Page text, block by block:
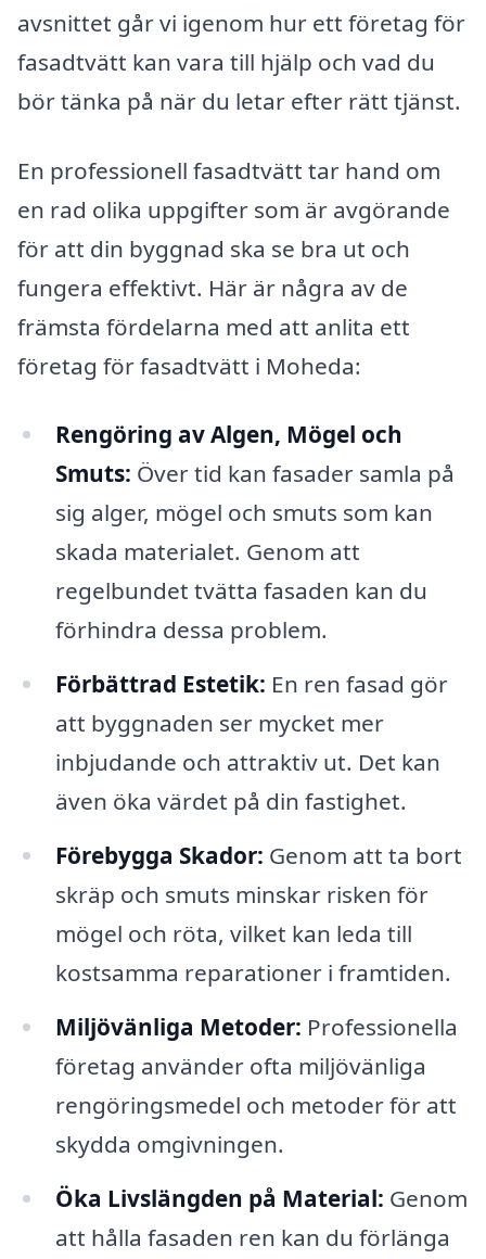
avsnittet går vi igenom hur ett företag för
fasadtvätt kan vara till hjälp och vad du
bör tänka på när du letar efter rätt tjänst.
En professionell fasadtvätt tar hand om
en rad olika uppgifter som är avgörande
för att din byggnad ska se bra ut och
fungera effektivt. Här är några av de
främsta fördelarna med att anlita ett
företag för fasadtvätt i Moheda:
Rengöring av Algen, Mögel och
Smuts: Över tid kan fasader samla på
sig alger, mögel och smuts som kan
skada materialet. Genom att
regelbundet tvätta fasaden kan du
förhindra dessa problem.
Förbättrad Estetik: En ren fasad gör
att byggnaden ser mycket mer
inbjudande och attraktiv ut. Det kan
även öka värdet på din fastighet.
Förebygga Skador: Genom att ta bort
skräp och smuts minskar risken för
mögel och röta, vilket kan leda till
kostsamma reparationer i framtiden.
Miljövänliga Metoder: Professionella
företag använder ofta miljövänliga
rengöringsmedel och metoder för att
skydda omgivningen.
Öka Livslängden på Material: Genom
att hålla fasaden ren kan du förlänga